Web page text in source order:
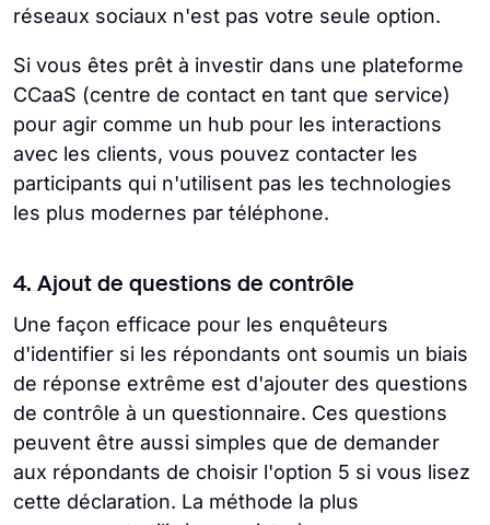
réseaux sociaux n'est pas votre seule option.
Si vous êtes prêt à investir dans une plateforme
CCaaS (centre de contact en tant que service)
pour agir comme un hub pour les interactions
avec les clients, vous pouvez contacter les
participants qui n'utilisent pas les technologies
les plus modernes par téléphone.
4. Ajout de questions de contrôle
Une façon efficace pour les enquêteurs
d'identifier si les répondants ont soumis un biais
de réponse extrême est d'ajouter des questions
de contrôle à un questionnaire. Ces questions
peuvent être aussi simples que de demander
aux répondants de choisir l'option 5 si vous lisez
cette déclaration. La méthode la plus